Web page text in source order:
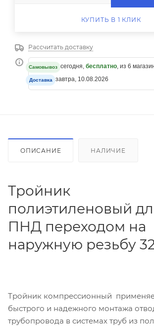
КУПИТЬ В 1 КЛИК
Рассчитать доставку
Самовывоз сегодня, бесплатно , из 6
Доставка завтра, 10.08.2026
ОПИСАНИЕ НАЛИЧИЕ
Тройник
полиэтиленовый
ПНД переходом на
наружную резьбу 32
Тройник компрессионный
быстрого и надежного монтажа
трубопровода в системах труб из